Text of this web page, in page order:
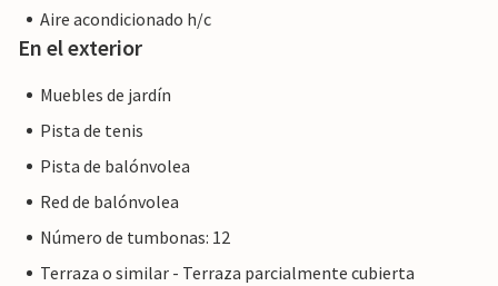
Aire acondicionado h/c
En el exterior
Muebles de jardín
Pista de tenis
Pista de balónvolea
Red de balónvolea
Número de tumbonas: 12
Terraza o similar - Terraza parcialmente cubierta